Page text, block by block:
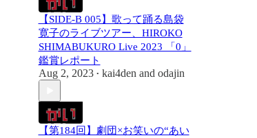
【SIDE-B 005】歌って踊る島袋
寛子のライブツアー、HIROKO
SHIMABUKURO Live 2023 「0」
鑑賞レポート
Aug 2, 2023 • kai4den and odajin
【第184回】劇団×お笑いの“あい